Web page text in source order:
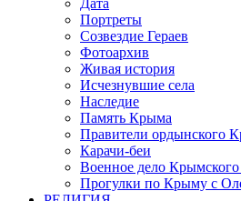
Дата
Портреты
Созвездие Гераев
Фотоархив
Живая история
Исчезнувшие села
Наследие
Память Крыма
Правители ордынского
Карачи-беи
Военное дело
Прогулки по Крыму с